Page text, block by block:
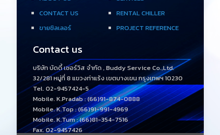
CONTACT US
ขายชิลเลอร์
RENTAL CHILLER
PROJECT REFERENCE
Contact us
บริษัท บัดดี้ เซอร์วิส จำกัด , Buddy Service Co.,Ltd.
32/281 หมู่ที่ 8 แขวงท่าแร้ง เขตบางเขน กรุงเทพฯ 10230
Tel. 02-9457424-5
Mobile. K.Pradab : (66)91-874-0888
Mobile. K.Top : (66)91-991-4969
Mobile. K.Tum : (66)81-354-7516
Fax. 02-9457426